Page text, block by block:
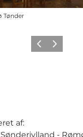
Tønder
ForrigeNæste
af:
-